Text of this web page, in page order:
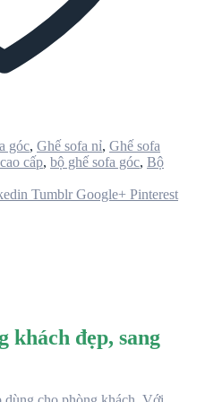
góc, Ghế sofa nỉ, Ghế sofa
cấp, bộ ghế sofa góc, Bộ
Tumblr Google+ Pinterest
khách đẹp, sang